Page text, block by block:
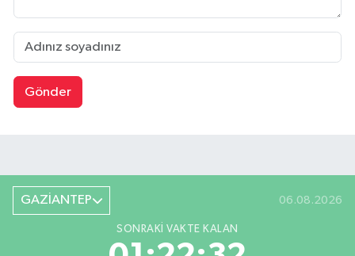
Gönder
GAZİANTEP 06.08.2026
SONRAKI VAKTE KALAN